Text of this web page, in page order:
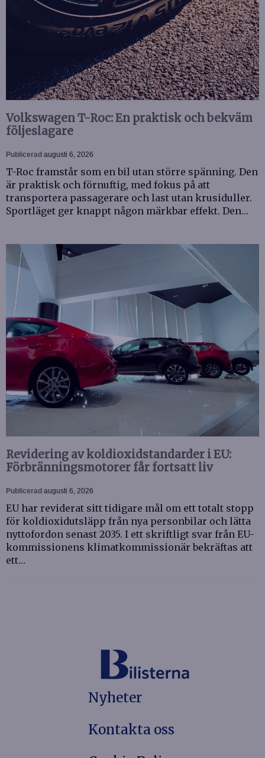
Volkswagen T-Roc: En praktisk och bekväm
följeslagare
Publicerad augusti 6, 2026
T-Roc framstår som en bil utan större spänning. Den
är praktisk och förnuftig, med fokus på att
transportera passagerare och last utan krusiduller.
Sportläget ger knappt någon märkbar effekt. Den…
Revidering av koldioxidstandarder i EU:
Förbränningsmotorer får fortsatt liv
Publicerad augusti 6, 2026
EU har reviderat sitt tidigare mål om ett totalt stopp
för koldioxidutsläpp från nya personbilar och lätta
nyttofordon senast 2035. I ett skriftligt svar från EU-
kommissionens klimatkommissionär bekräftas att
ett…
Nyheter
Kontakta oss